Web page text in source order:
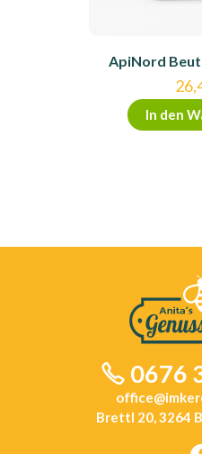
ApiNord
In den
0676
Brettl 20, 3264